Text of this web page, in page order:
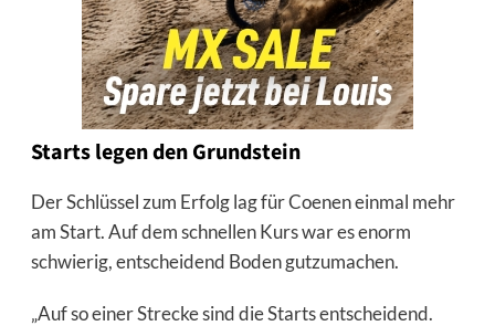
Starts legen den Grundstein
Der Schlüssel zum Erfolg lag für Coenen einmal mehr
am Start. Auf dem schnellen Kurs war es enorm
schwierig, entscheidend Boden gutzumachen.
„Auf so einer Strecke sind die Starts entscheidend.